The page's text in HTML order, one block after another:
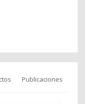
Publicaciones